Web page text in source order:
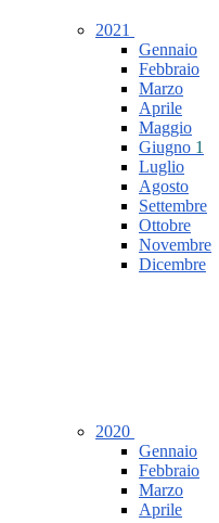
2021
Gennaio
Febbraio
Marzo
Aprile
Maggio
Giugno 1
Luglio
Agosto
Settembre
Ottobre
Novembre
Dicembre
2020
Gennaio
Febbraio
Marzo
Aprile